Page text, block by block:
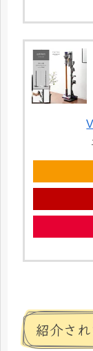
紹介さ